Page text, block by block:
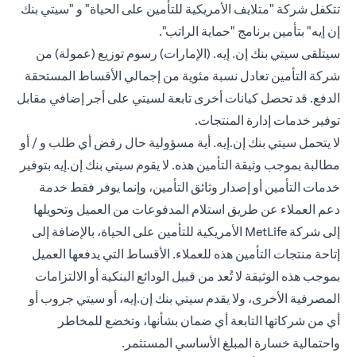
تتكفل شركة "متلايف الأمريكية للتأمين على الحياة" و "سيتي بنك
إن إيه" بتأمين برنامج "حماية الراتب".
سيتلقى سيتي بنك إن. إيه. (الإمارات) رسوم توزيع (عمولة) من
شركة التأمين تعادل نسبة مئوية من إجمالي الأقساط المستحقة
الدفع. قد تحصل كيانات أخرى تابعة لسيتي على أجر إضافي مقابل
توفير خدمات إدارة المنتجات.
لا يتحمل سيتي بنك إن.إيه. أية مسؤولية حال رفض أي طلب و / أو
مطالبة بموجب وثيقة التأمين هذه. لا يقوم سيتي بنك إن.إيه بتوفير
خدمات التأمين أو إصدار وثائق التأمين، وإنما يوفر فقط خدمة
دعم العملاء عن طريق استلام المدفوعات من العميل وتحويلها
إلى شركة MetLife الأمريكية للتأمين على الحياة، بالإضافة إلى
إتاحة منتجات التأمين هذه للعملاء. الأقساط التي يدفعها العميل
بموجب هذه الوثيقة لا تُعد من قبيل الودائع البنكية أو الالتزامات
المصرفية الأخرى، ولا يقدم سيتي بنك إن.إيه، أو سيتي جروب أو
أي من شركاتها التابعة أي ضمان بشأنها، وتخضع للمخاطر
واحتمالية خسارة المبلغ الأساسي المستثمر.